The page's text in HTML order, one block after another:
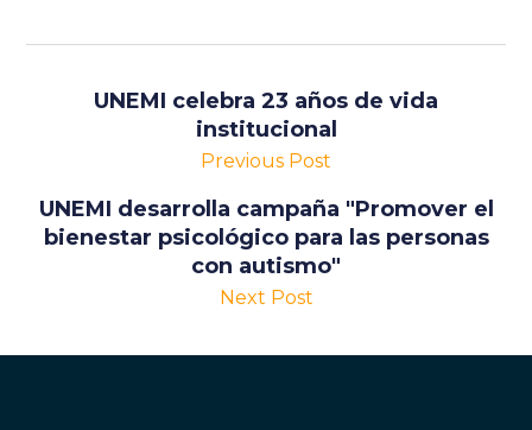
UNEMI celebra 23 años de vida
institucional
Previous Post
UNEMI desarrolla campaña "Promover el
bienestar psicológico para las personas
con autismo"
Next Post